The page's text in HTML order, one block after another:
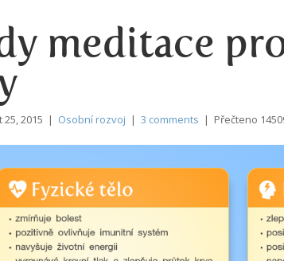
meditace
25, 2015 | Osobní rozvoj | 3 comments | Přečteno